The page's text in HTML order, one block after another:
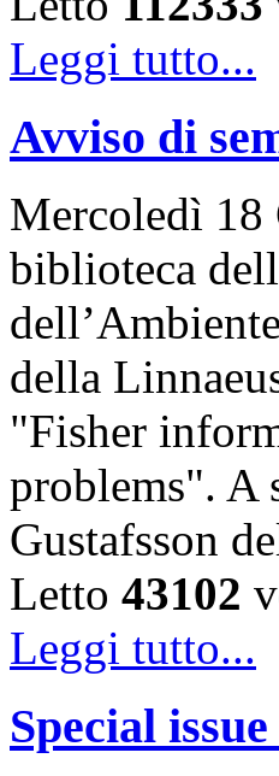
Leggi tutto...
Avviso di
Mercoledì 18
biblioteca
della
"Fisher
problems". A
Gustafsson
Letto 43102
Leggi tutto...
Special